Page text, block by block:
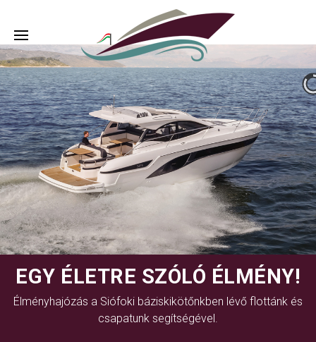
EGY ÉLETRE SZÓLÓ ÉLMÉNY!
Élményhajózás a Siófoki báziskikötőnkben lévő flottánk és
csapatunk segítségével.